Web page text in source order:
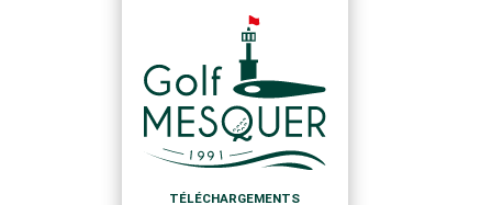
TÉLÉCHARGEMENTS